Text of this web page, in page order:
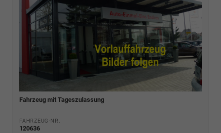
Fahrzeug mit Tageszulassung
FAHRZEUG-NR.
120636